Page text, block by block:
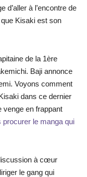
d’aller à l’encontre de
Kisaki est son
de la 1ère
Baji annonce
Voyons comment
dans ce dernier
venge en frappant
procurer le manga qui
à cœur
le gang qui